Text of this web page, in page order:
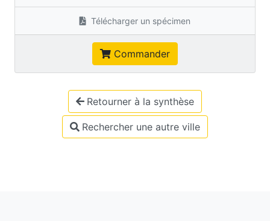
Télécharger un spécimen
Commander
Retourner à la synthèse
Rechercher une autre ville